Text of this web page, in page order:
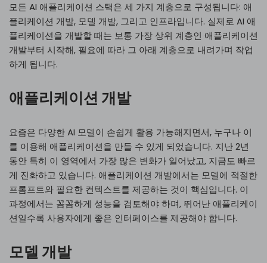
모든 AI 애플리케이션 스택은 세 가지 계층으로 구성됩니다: 애
플리케이션 개발, 모델 개발, 그리고 인프라입니다. 실제로 AI 애
플리케이션을 개발할 때는 보통 가장 상위 계층인 애플리케이션
개발부터 시작해, 필요에 따라 그 아래 계층으로 내려가며 작업
하게 됩니다.
애플리케이션 개발
요즘은 다양한 AI 모델이 손쉽게 활용 가능해지면서, 누구나 이
를 이용해 애플리케이션을 만들 수 있게 되었습니다. 지난 2년
동안 특히 이 영역에서 가장 많은 변화가 일어났고, 지금도 빠르
게 진화하고 있습니다. 애플리케이션 개발에서는 모델에 적절한
프롬프트와 필요한 컨텍스트를 제공하는 것이 핵심입니다. 이
과정에서는 꼼꼼하게 성능을 검토해야 하며, 뛰어난 애플리케이
션일수록 사용자에게 좋은 인터페이스를 제공해야 합니다.
모델 개발